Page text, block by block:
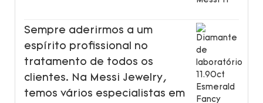
Sempre aderirmos a um
espírito profissional no
tratamento de todos os
clientes. Na Messi Jewelry,
temos vários especialistas em